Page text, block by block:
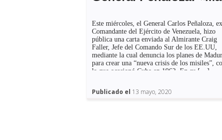
Este miércoles, el General Carlos Peñaloza, ex
Comandante del Ejército de Venezuela, hizo
pública una carta enviada al Almirante Craig
Faller, Jefe del Comando Sur de los EE.UU,
mediante la cual denuncia los planes de
para crear una “nueva crisis de los misiles”,
la que ocasionó Cuba en 1962. En su […]
Publicado el 13 mayo, 2020